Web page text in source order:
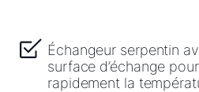
Échangeur serpentin
surface d’échange
rapidement la